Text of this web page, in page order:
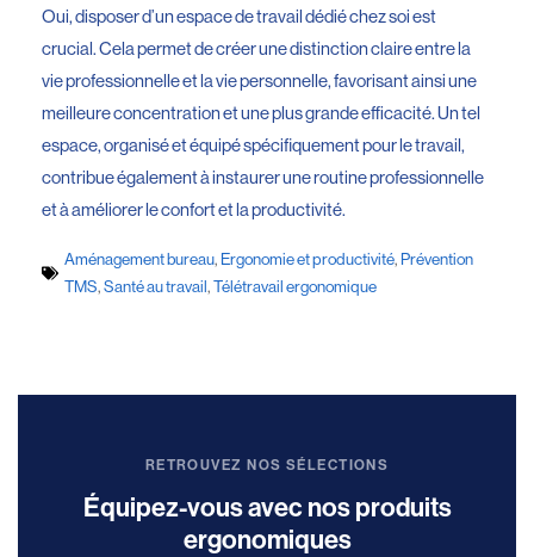
Oui, disposer d’un espace de travail dédié chez soi est
crucial. Cela permet de créer une distinction claire entre la
vie professionnelle et la vie personnelle, favorisant ainsi une
meilleure concentration et une plus grande efficacité. Un tel
espace, organisé et équipé spécifiquement pour le travail,
contribue également à instaurer une routine professionnelle
et à améliorer le confort et la productivité.
Aménagement bureau, Ergonomie et productivité, Prévention
TMS, Santé au travail , Télétravail ergonomique
RETROUVEZ NOS SÉLECTIONS
Équipez-vous avec nos produits
ergonomiques